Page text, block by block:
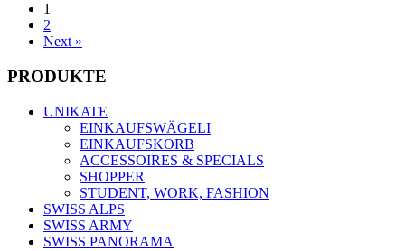
1
2
Next »
PRODUKTE
UNIKATE
EINKAUFSWÄGELI
EINKAUFSKORB
ACCESSOIRES & SPECIALS
SHOPPER
STUDENT, WORK, FASHION
SWISS ALPS
SWISS ARMY
SWISS PANORAMA